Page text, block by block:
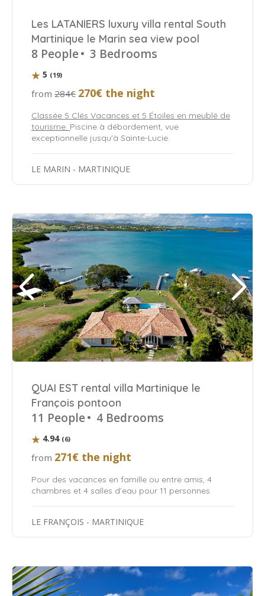
Les LATANIERS luxury villa rental South
Martinique le Marin sea view pool
8 People• 3 Bedrooms
5 (19)
from 284€ 270€ the night
Classée 5 Clés Vacances et 5 Étoiles en meublé de
tourisme. Piscine à débordement, vue
exceptionnelle jusqu'à Sainte-Lucie.
LE MARIN - MARTINIQUE
QUAI EST rental villa Martinique le
François pontoon
11 People• 4 Bedrooms
4.94 (6)
from 271€ the night
Pour des vacances en famille ou entre amis, 4
chambres et 4 salles d'eau pour 11 personnes
LE FRANÇOIS - MARTINIQUE